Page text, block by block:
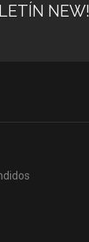
NEW!